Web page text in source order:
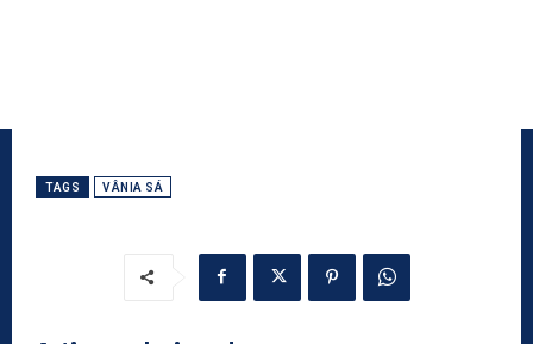
TAGS VÂNIA SÁ